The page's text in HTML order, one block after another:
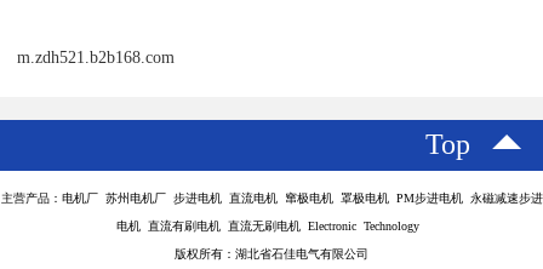
m.zdh521.b2b168.com
Top
主营产品：电机厂 苏州电机厂 步进电机 直流电机 窜极电机 罩极电机 PM步进电机 永磁减速步进
电机 直流有刷电机 直流无刷电机 Electronic Technology
版权所有：湖北省石佳电气有限公司